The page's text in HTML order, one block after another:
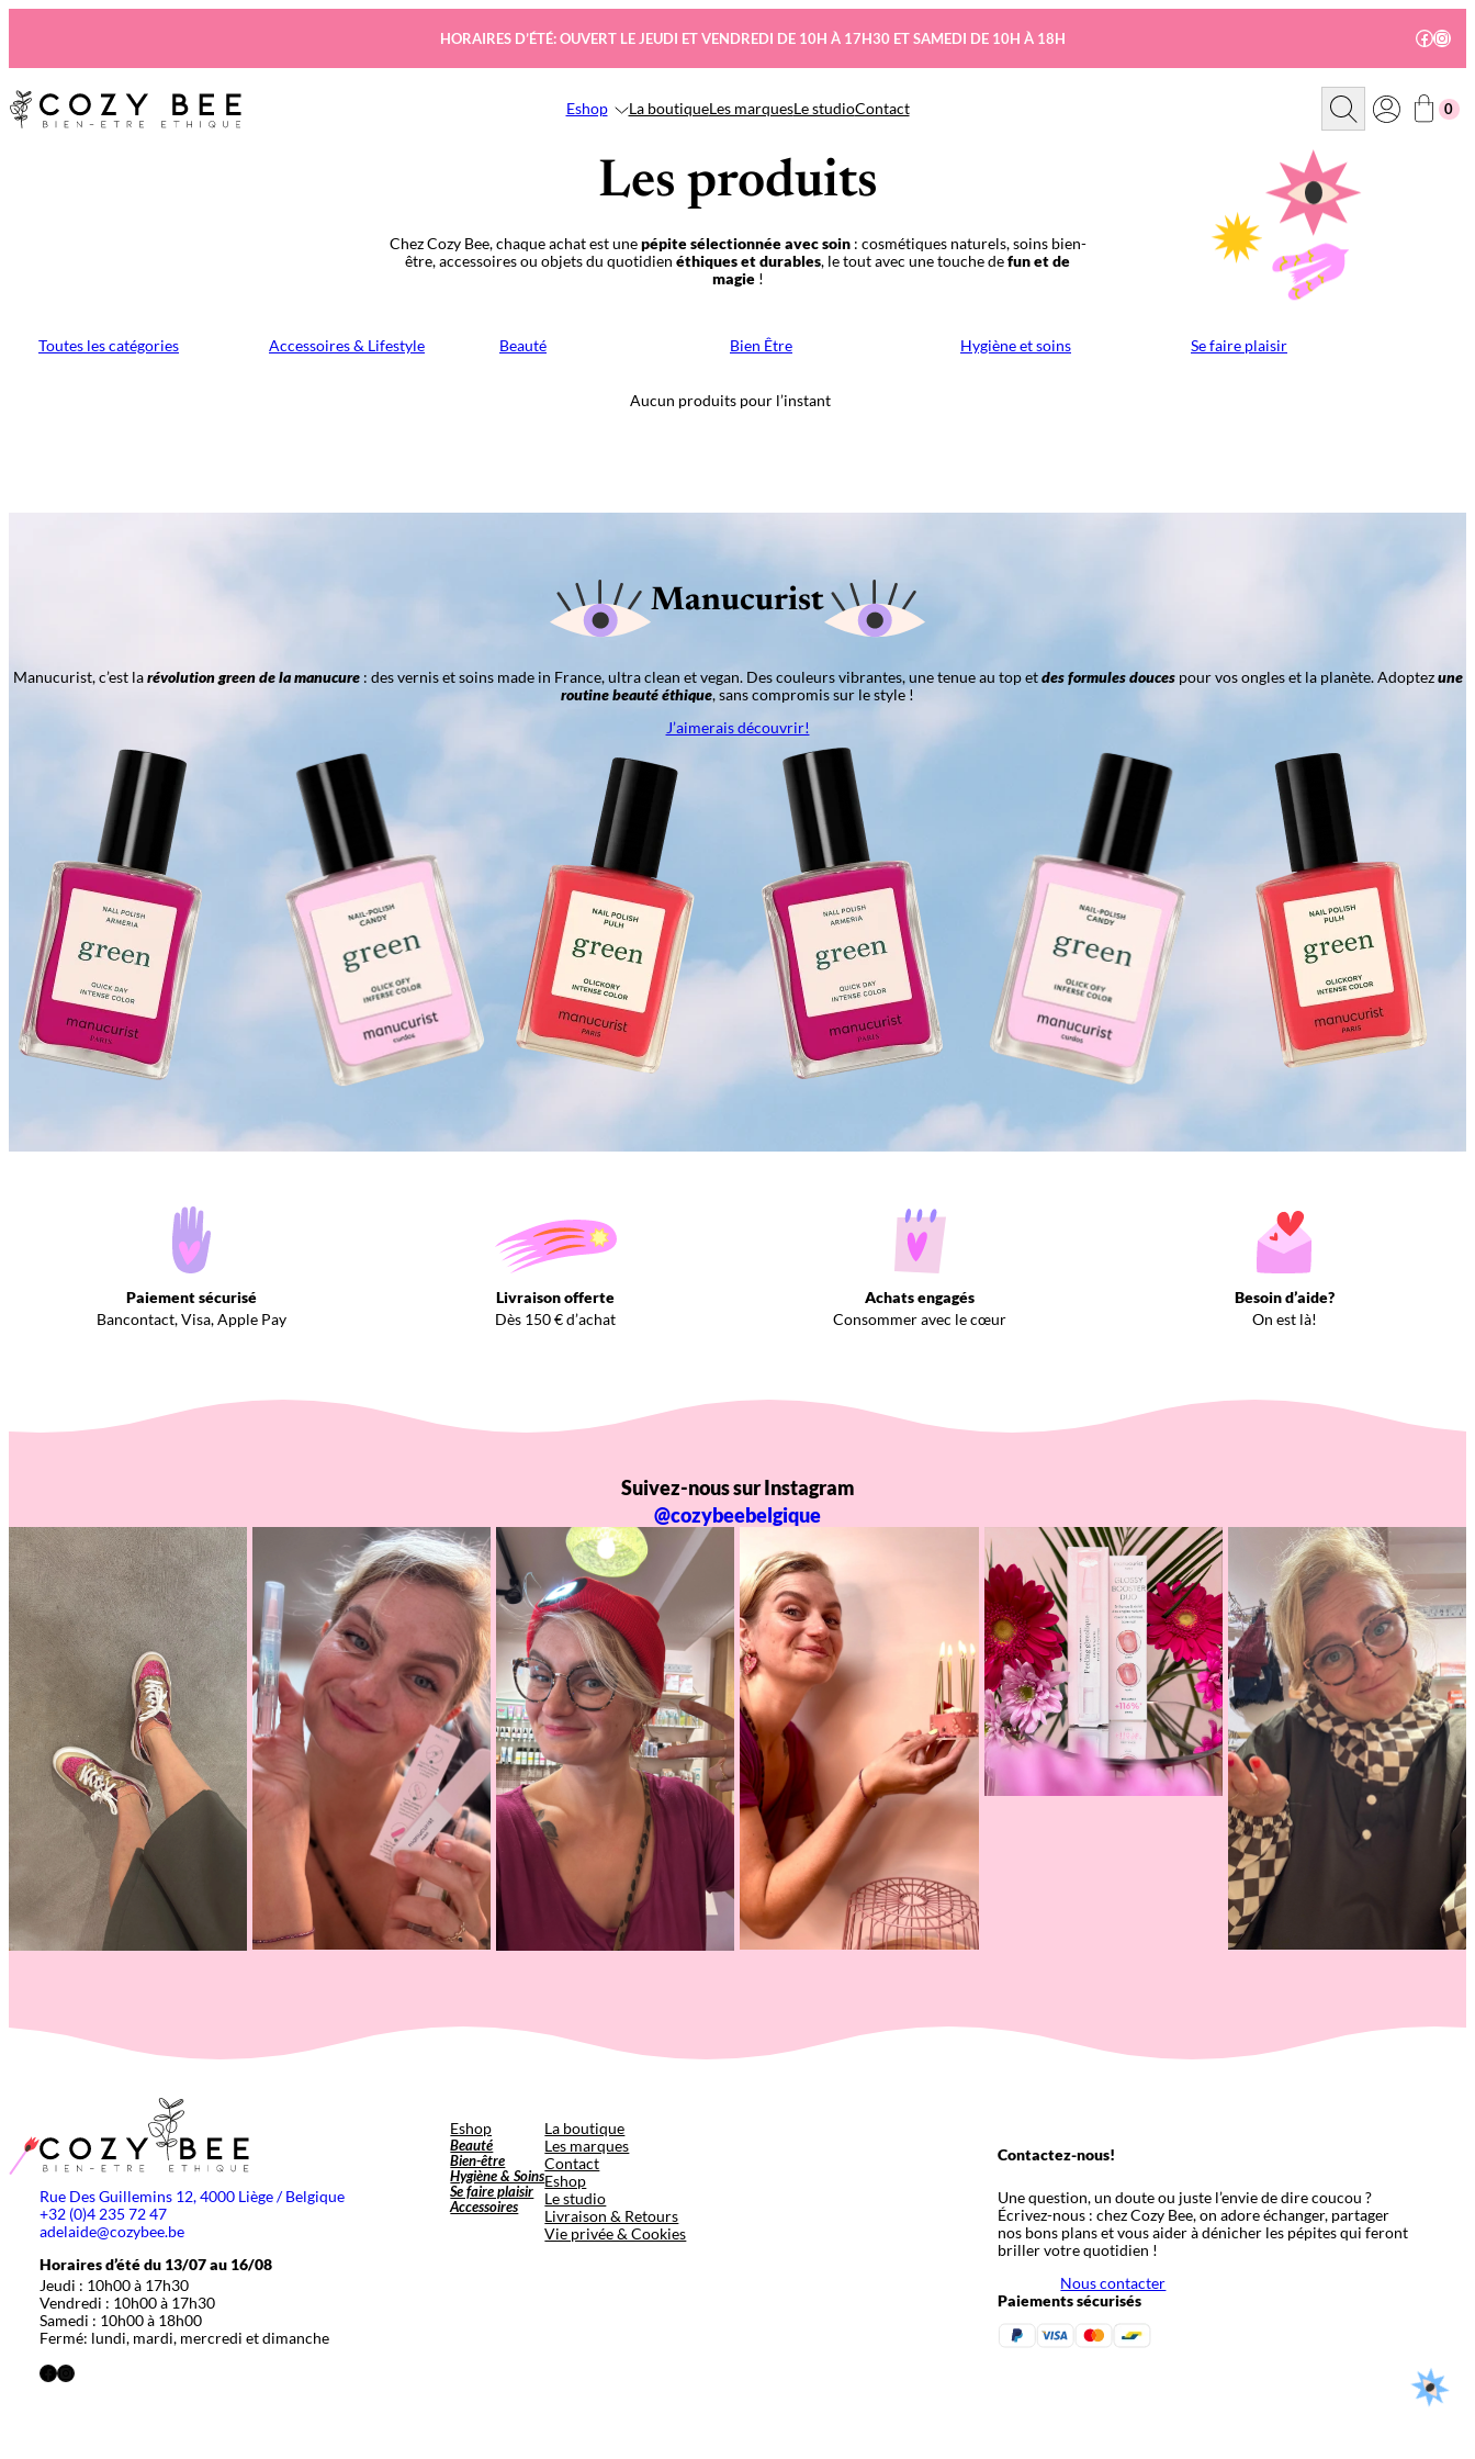
HORAIRES D’ÉTÉ: OUVERT LE JEUDI ET VENDREDI DE 10H À 17H30 ET SAMEDI DE 10H À 18H
Eshop La boutiqueLes marquesLe studioContact
R
c
e
r
c
h
0
Les produits
Chez Cozy Bee, chaque achat est unepépite sélectionnée avec soin: cosmétiques naturels, soins bien-
être, accessoires ou objets du quotidien éthiques et durables, le tout avec une touche defun et de
magie!
Toutes les catégories Accessoires & Lifestyle Beauté Bien Être Hygiène et soins Se faire plaisir
Aucun produits pour l’instant
Manucurist
Manucurist, c’est larévolution green de la manucure: des vernis et soins made in France, ultra clean et vegan. Des couleurs vibrantes, une tenue au top etdes formules doucespour vos ongles et la planète. Adoptezune
routine beauté éthique, sans compromis sur le style !
J’aimerais découvrir!
Paiement sécurisé
Bancontact, Visa, Apple Pay
Livraison offerte
Dès 150 € d’achat
Achats engagés
Consommer avec le cœur
Besoin d’aide?
On est là!
Suivez-nous sur Instagram
@cozybeebelgique
Rue Des Guillemins 12, 4000 Liège / Belgique
+32 (0)4 235 72 47
adelaide@cozybee.be
Horaires d’été du 13/07 au 16/08
Jeudi : 10h00 à 17h30
Vendredi : 10h00 à 17h30
Samedi : 10h00 à 18h00
Fermé: lundi, mardi, mercredi et dimanche
Facebook
Instagram
Eshop
Beauté
Bien-être
Hygiène & Soins
Se faire plaisir
Accessoires
La boutique
Les marques
Contact
Eshop
Le studio
Livraison & Retours
Vie privée & Cookies
Contactez-nous!
Une question, un doute ou juste l’envie de dire coucou ?
Écrivez-nous : chez Cozy Bee, on adore échanger, partager
nos bons plans et vous aider à dénicher les pépites qui feront
briller votre quotidien !
Nous contacter
Paiements sécurisés